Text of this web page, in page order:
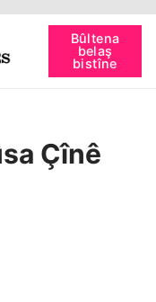
Bûltena
belaş
bistîne
Çînê